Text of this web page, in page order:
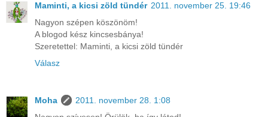
Maminti, a kicsi zöld tündér 2011. november 25. 19:46
Nagyon szépen köszönöm!
A blogod kész kincsesbánya!
Szeretettel: Maminti, a kicsi zöld tündér
Válasz
Moha
2011. november 28. 1:08